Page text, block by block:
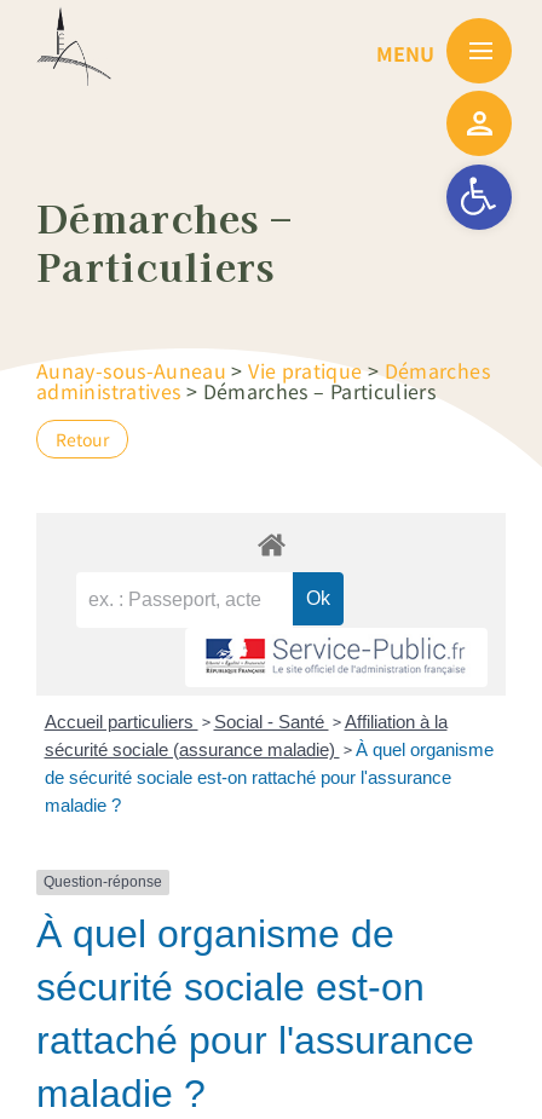
Ouvrir la
Démarches –
Particuliers
Aunay-sous-Auneau >Vie pratique>Démarches
administratives > Démarches – Particuliers
Retour
Accueil particuliers > Social - Santé > Affiliation à la
sécurité sociale (assurance maladie) > À quel organisme
de sécurité sociale est-on rattaché pour l'assurance
maladie ?
Question-réponse
À quel organisme de
sécurité sociale est-on
rattaché pour l'assurance
maladie ?